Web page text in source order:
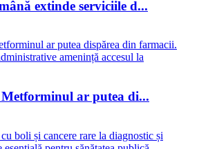
extinde serviciile d...
ar putea di...